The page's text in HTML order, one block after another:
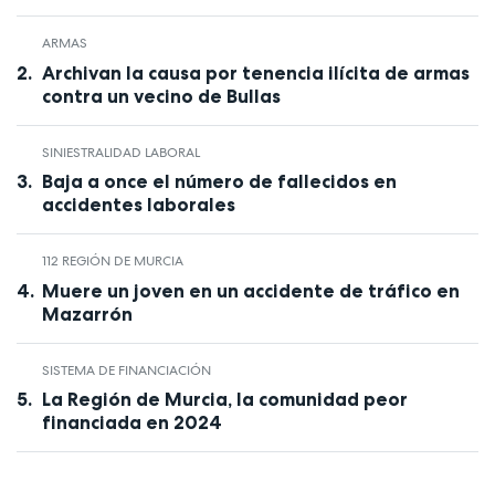
ARMAS
Archivan la causa por tenencia ilícita de armas
contra un vecino de Bullas
SINIESTRALIDAD LABORAL
Baja a once el número de fallecidos en
accidentes laborales
112 REGIÓN DE MURCIA
Muere un joven en un accidente de tráfico en
Mazarrón
SISTEMA DE FINANCIACIÓN
La Región de Murcia, la comunidad peor
financiada en 2024